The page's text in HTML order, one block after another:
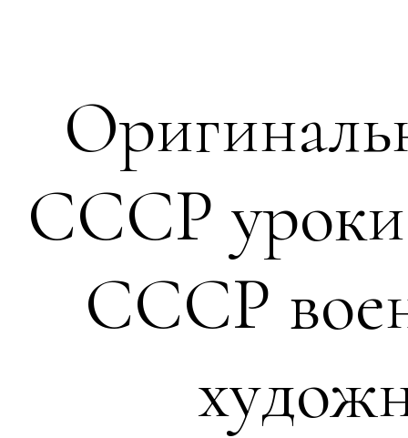
СССР уроки
СССР